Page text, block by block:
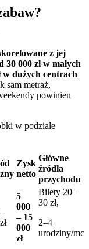
z jej
000 zł w małych
w dużych centrach
sam metraż,
powinien
w podziale
Zysk
netto
Główne
źródła
przychodu
5
000
– 15
000
zł
Bilety 20–
30 zł,
2–4
urodziny/mc